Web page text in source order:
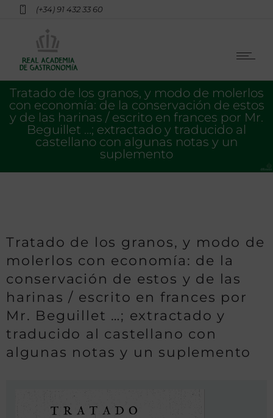
(+34) 91 432 33 60
Tratado de los granos, y modo de molerlos
con economía: de la conservación de estos
y de las harinas / escrito en frances por Mr.
Beguillet …; extractado y traducido al
castellano con algunas notas y un
suplemento
Tratado de los granos, y modo de
molerlos con economía: de la
conservación de estos y de las
harinas / escrito en frances por
Mr. Beguillet …; extractado y
traducido al castellano con
algunas notas y un suplemento